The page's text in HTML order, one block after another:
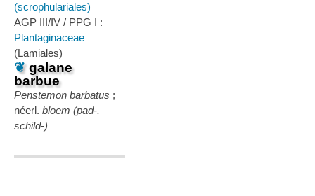
(scrophulariales)
AGP III/IV / PPG I :
Plantaginaceae
(Lamiales)
❦galane
barbue
Penstemon barbatus ;
néerl. bloem (pad-,
schild-)